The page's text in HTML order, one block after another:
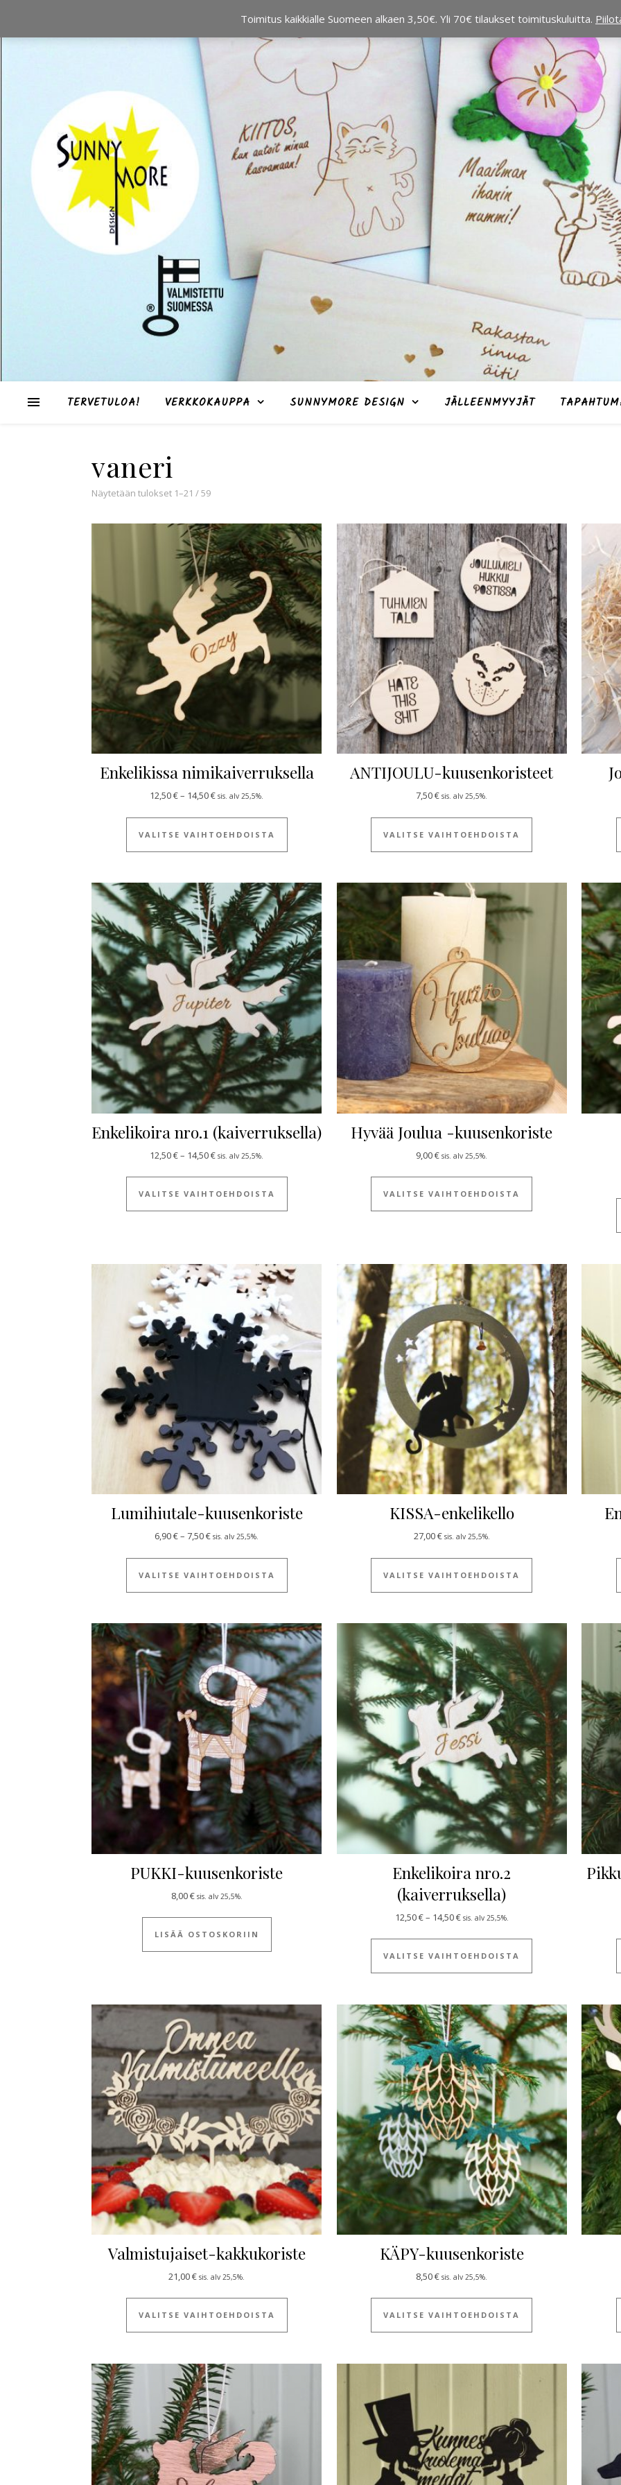
TERVETULOA! VERKKOKAUPPA SUNNYMORE DESIGN JÄLLEENMYYJÄT
vaneri
Näytetään tulokset 1–21 / 59Suosituimmat ensin
Enkelikissa nimikaiverruksella
12,50€– 14,50€Hintaluokka: 12,50 € - 14,50 €
sis. alv 25,5%.
VALITSE VAIHTOEHDOISTA
Tällä tuotteella on useampi muunnelma. Voit tehdä valinnat tuotteen
ANTIJOULU-kuusenkoristeet
7,50€ sis. alv 25,5%.
VALITSE VAIHTOEHDOISTA
Tällä tuotteella on
Enkelikoira nro.1 (kaiverruksella)
12,50€– 14,50€Hintaluokka: 12,50 € - 14,50 €
sis. alv 25,5%.
VALITSE VAIHTOEHDOISTA
Tällä tuotteella on useampi muunnelma. Voit tehdä valinnat tuotteen
Hyvää Joulua -kuusenkoriste
9,00€ sis. alv 25,5%.
VALITSE VAIHTOEHDOISTA
Tällä tuotteella on
Lumihiutale-kuusenkoriste
6,90€– 7,50€Hintaluokka: 6,90 € - 7,50 €
sis. alv 25,5%.
VALITSE VAIHTOEHDOISTA
Tällä tuotteella on useampi muunnelma. Voit tehdä valinnat tuotteen
KISSA-enkelikello
27,00€ sis. alv 25,5%.
VALITSE VAIHTOEHDOISTA
Tällä tuotteella on
PUKKI-kuusenkoriste
8,00€ sis. alv 25,5%.
LISÄÄ OSTOSKORIIN
Enkelikoira nro.2
(kaiverruksella)
12,50€– 14,50€Hintaluokka: 12,50 € - 14,50 €
sis. alv 25,5%.
VALITSE VAIHTOEHDOISTA
Tällä tuotteella on
Valmistujaiset-kakkukoriste
21,00€ sis. alv 25,5%.
VALITSE VAIHTOEHDOISTA
Tällä tuotteella on useampi muunnelma. Voit tehdä valinnat tuotteen
KÄPY-kuusenkoriste
8,50€ sis. alv 25,5%.
VALITSE VAIHTOEHDOISTA
Tällä tuotteella on
Toimitus kaikkialle Suomeen alkaen 3,50€. Yli 70€ tilaukset toimituskuluitta.